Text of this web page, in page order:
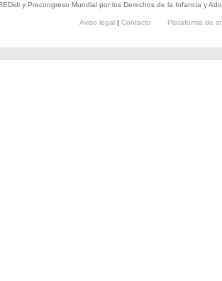
y Precongreso Mundial por los Derechos de la Infancia y
Aviso legal | Contacto Plataforma de